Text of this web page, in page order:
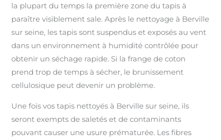
la plupart du temps la première zone du tapis à
paraître visiblement sale. Après le nettoyage à Berville
sur seine, les tapis sont suspendus et exposés au vent
dans un environnement à humidité contrôlée pour
obtenir un séchage rapide. Si la frange de coton
prend trop de temps à sécher, le brunissement
cellulosique peut devenir un problème.
Une fois vos tapis nettoyés à Berville sur seine, ils
seront exempts de saletés et de contaminants
pouvant causer une usure prématurée. Les fibres